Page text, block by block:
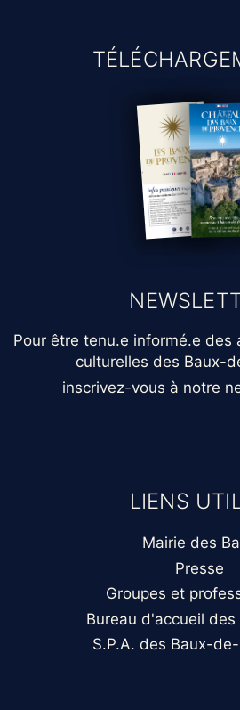
Pour être tenu.e informé.e
culturelles des Baux-
inscrivez-vous à notre
LIENS
Mairie des
Presse
Groupes et
Bureau d'accueil des
S.P.A. des Baux-